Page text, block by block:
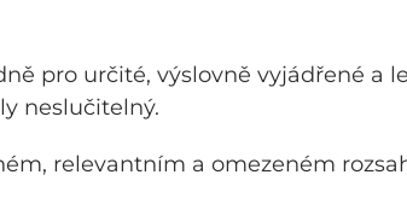
pro určité, výslovně vyjádřené a
neslučitelný.
relevantním a omezeném